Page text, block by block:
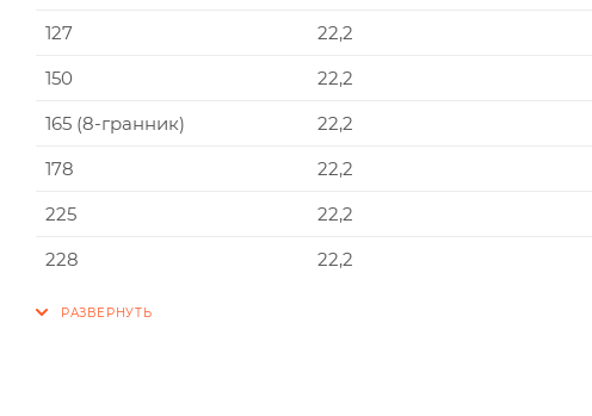
127
22,2
150
22,2
165 (8-гранник)
22,2
178
22,2
225
22,2
228
22,2